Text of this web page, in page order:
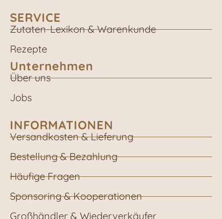
SERVICE
Zutaten-Lexikon & Warenkunde
Rezepte
Unternehmen
Über uns
Jobs
INFORMATIONEN
Versandkosten & Lieferung
Bestellung & Bezahlung
Häufige Fragen
Sponsoring & Kooperationen
Großhändler & Wiederverkäufer